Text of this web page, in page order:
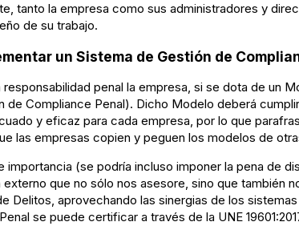
tanto la empresa como sus administradores y
de su trabajo.
un Sistema de Gestión de
penal la empresa, si se dota de un
de Compliance Penal). Dicho Modelo deberá
y eficaz para cada empresa, por lo que
las empresas copien y peguen los modelos de
importancia (se podría incluso imponer la pena de
que no sólo nos asesore, sino que también
Delitos, aprovechando las sinergias de los
se puede certificar a través de la UNE